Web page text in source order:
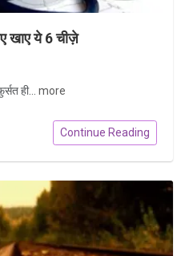
खाए ये 6 चीज़े
ही... more
Continue Reading